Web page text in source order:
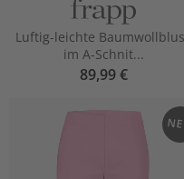
Luftig-leichte
im A-Schnit...
89,99 €